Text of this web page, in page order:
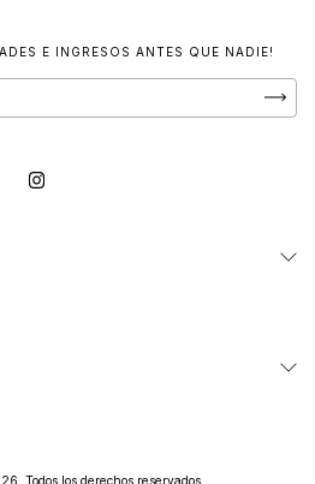
E INGRESOS ANTES QUE NADIE!
Todos los derechos reservados.